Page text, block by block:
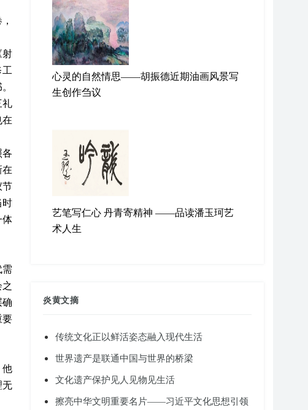
射
礼
在
各
节
时
体
需
确
要
他
无
心灵的自然情思——胡振德近期油画风景写
生创作刍议
艺笔写仁心 丹青寄精神 ——品读潘玉珂艺
术人生
炎黄文摘
传统文化正以鲜活姿态融入现代生活
世界遗产是联通中国与世界的桥梁
文化遗产保护见人见物见生活
擦亮中华文明重要名片——习近平文化思想引领